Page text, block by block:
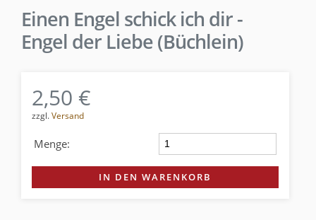
Einen Engel schick ich dir -
Engel der Liebe (Büchlein)
2,50 €
zzgl.Versand
Menge:
IN DEN WARENKORB